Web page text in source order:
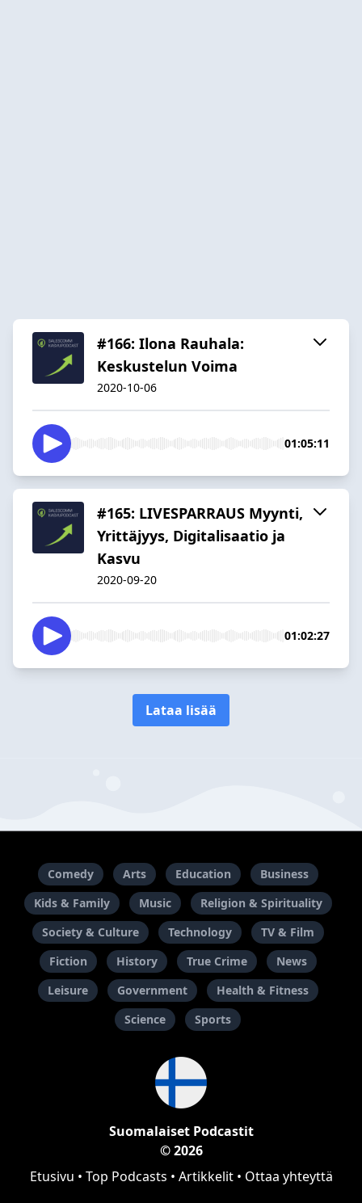
#166: Ilona Rauhala:
Keskustelun Voima
2020-10-06
01:05:11
#165: LIVESPARRAUS Myynti,
Yrittäjyys, Digitalisaatio ja
Kasvu
2020-09-20
01:02:27
Lataa lisää
Comedy Arts Education
Business
Kids & Family
Music
Religion & Spirituality
Society & Culture
Technology
TV & Film
Fiction
History True Crime
News
Leisure
Government
Health & Fitness
Science
Sports
Suomalaiset Podcastit
© 2026
Etusivu • Top Podcasts • Artikkelit• Ottaa yhteyttä